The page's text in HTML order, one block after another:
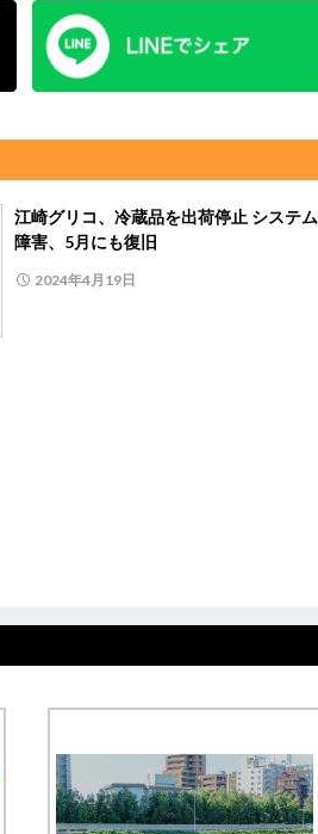
江崎グリコ、冷蔵品を出荷停止 システム
障害、5月にも復旧
2024年4月19日